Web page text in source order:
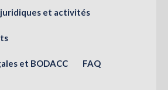
et activités
et BODACC FAQ